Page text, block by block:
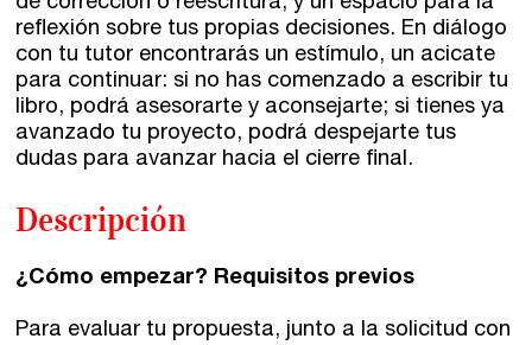
Málaga
Bilbao
Vitoria
Zaragoza
Santander
Gijón
Cursos
Curso integral de narrativa
Máster de creación poética
fuentetaja
Quiénes somos
Nuestra filosofía
reflexión sobre tus propias decisiones. En diálogo
con tu tutor encontrarás un estímulo, un acicate
para continuar: si no has comenzado a escribir tu
libro, podrá asesorarte y aconsejarte; si tienes ya
avanzado tu proyecto, podrá despejarte tus
dudas para avanzar hacia el cierre final.
Descripción
¿Cómo empezar? Requisitos previos
Para evaluar tu propuesta, junto a la solicitud con